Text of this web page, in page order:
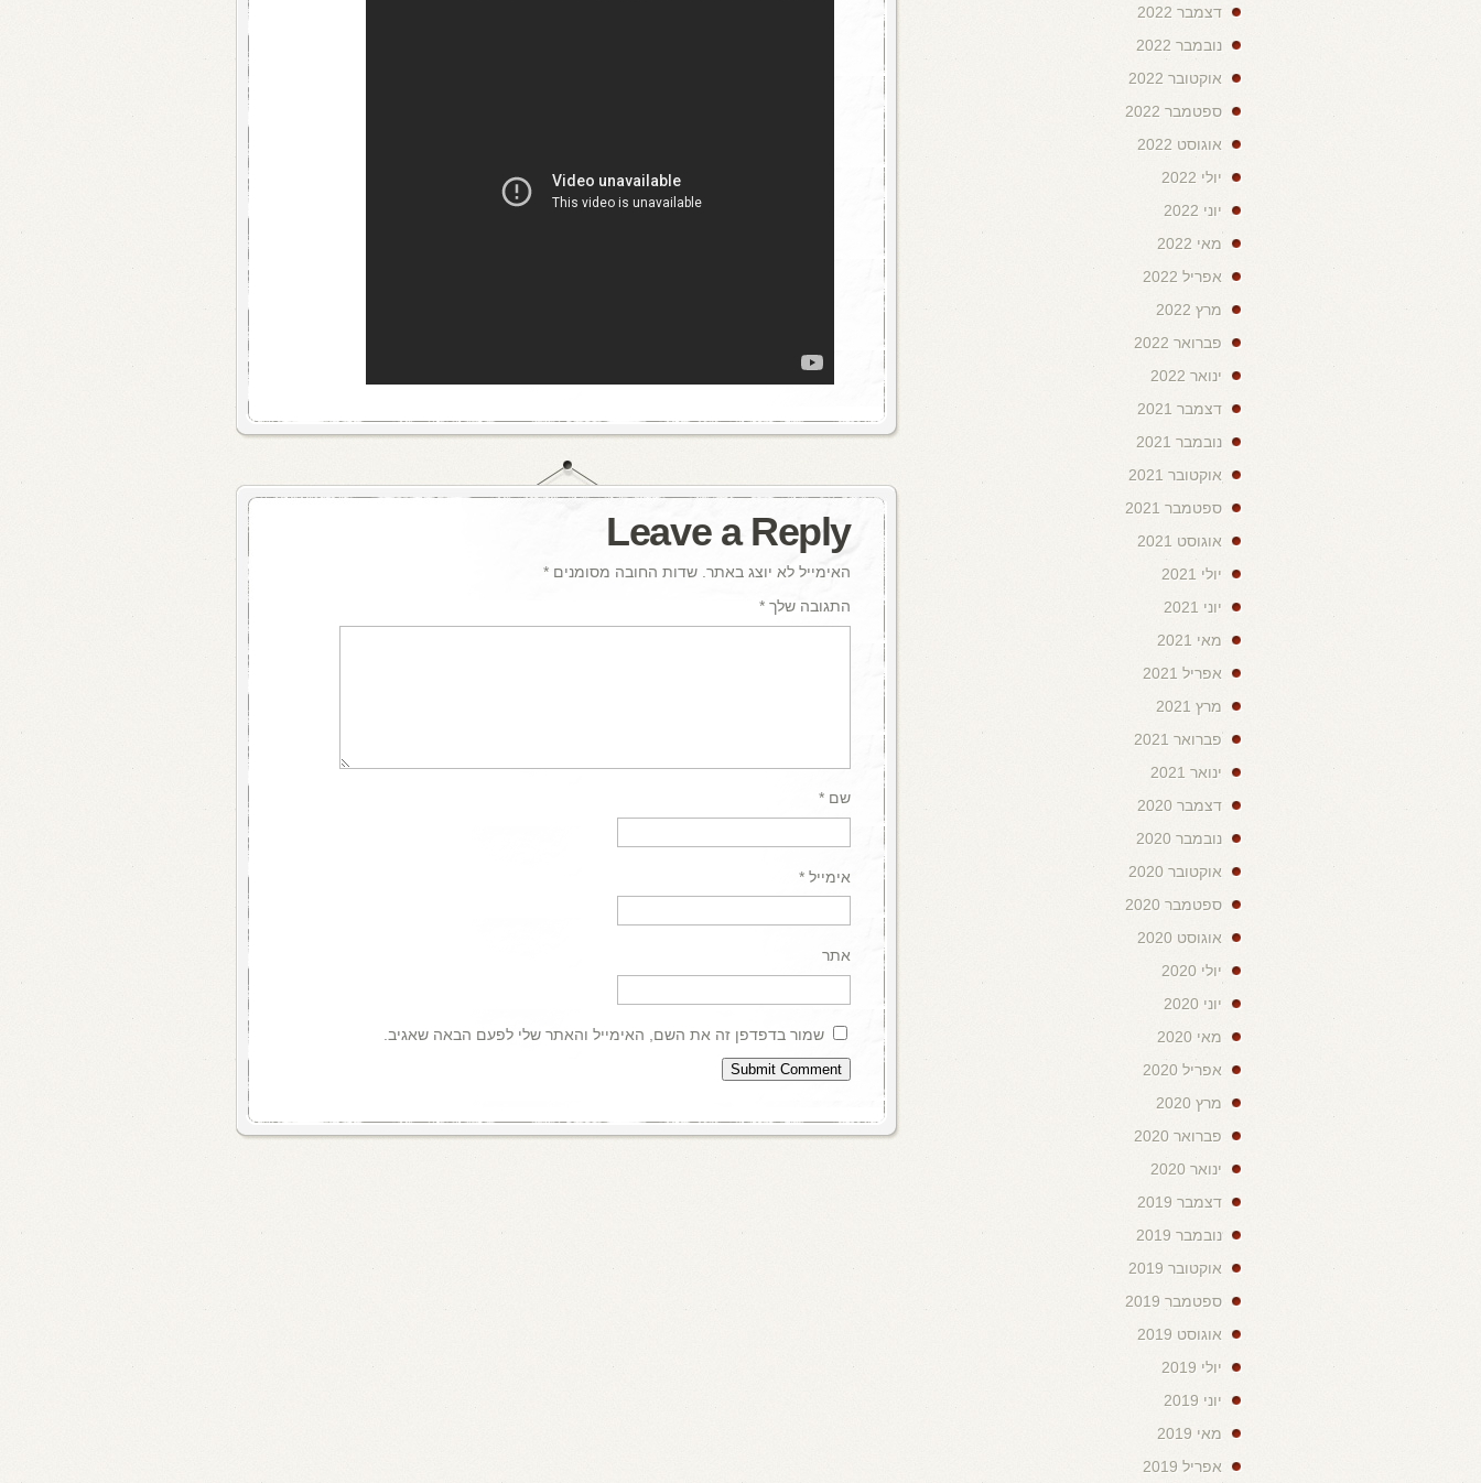
Leave a Reply
האימייל לא יוצג באתר. שדות החובה מסומנים *
התגובה שלך *
שם *
אימייל *
אתר
שמור בדפדפן זה את השם, האימייל והאתר שלי לפעם הבאה שאגיב.
דצמבר 2022
נובמבר 2022
אוקטובר 2022
ספטמבר 2022
אוגוסט 2022
יולי 2022
יוני 2022
מאי 2022
אפריל 2022
מרץ 2022
פברואר 2022
ינואר 2022
דצמבר 2021
נובמבר 2021
אוקטובר 2021
ספטמבר 2021
אוגוסט 2021
יולי 2021
יוני 2021
מאי 2021
אפריל 2021
מרץ 2021
פברואר 2021
ינואר 2021
דצמבר 2020
נובמבר 2020
אוקטובר 2020
ספטמבר 2020
אוגוסט 2020
יולי 2020
יוני 2020
מאי 2020
אפריל 2020
מרץ 2020
פברואר 2020
ינואר 2020
דצמבר 2019
נובמבר 2019
אוקטובר 2019
ספטמבר 2019
אוגוסט 2019
יולי 2019
יוני 2019
מאי 2019
אפריל 2019